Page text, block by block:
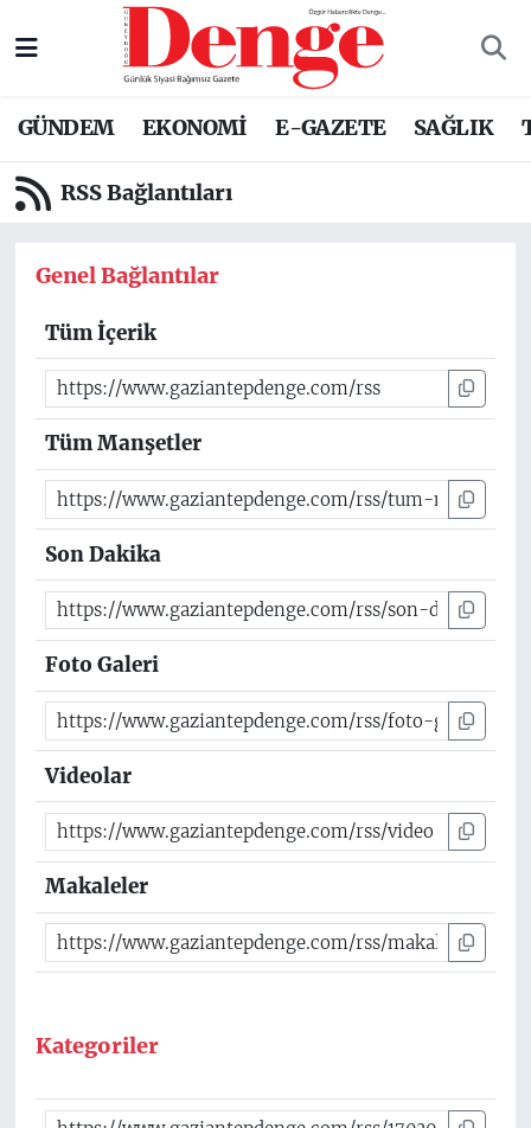
GÜNDEM EKONOMİ E-GAZETE SAĞLIK
RSS Bağlantıları
Genel Bağlantılar
Tüm İçerik
Tüm Manşetler
Son Dakika
Foto Galeri
Videolar
Makaleler
Kategoriler
Nöbetçi Eczaneler
Trafik Durumu
Süper Lig Puan Durumu ve Fikstür
Tüm Manşetler
Son Dakika Haberleri
Haber Arşivi